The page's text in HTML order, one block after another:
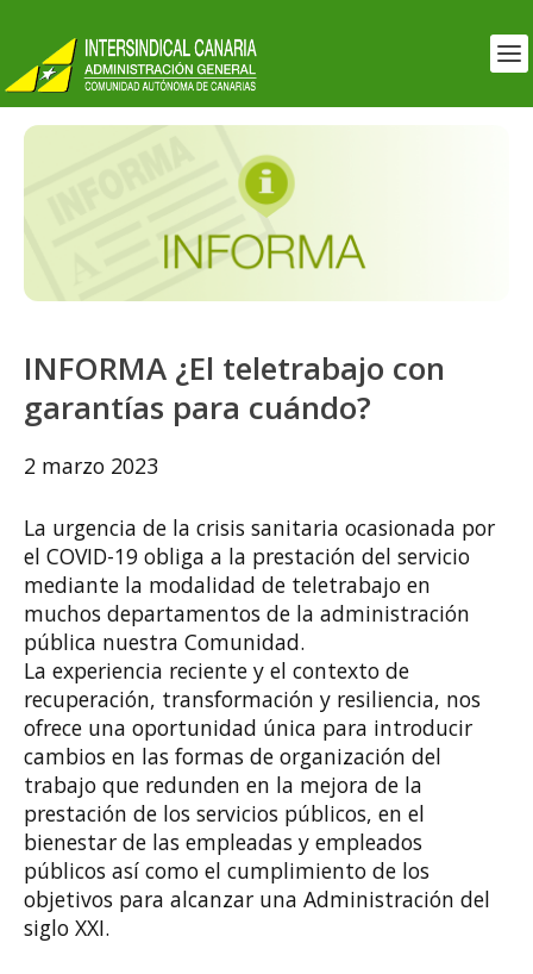
INFORMA ¿El teletrabajo con
garantías para cuándo?
2 marzo 2023
La urgencia de la crisis sanitaria ocasionada por
el COVID-19 obliga a la prestación del servicio
mediante la modalidad de teletrabajo en
muchos departamentos de la administración
pública nuestra Comunidad.
La experiencia reciente y el contexto de
recuperación, transformación y resiliencia, nos
ofrece una oportunidad única para introducir
cambios en las formas de organización del
trabajo que redunden en la mejora de la
prestación de los servicios públicos, en el
bienestar de las empleadas y empleados
públicos así como el cumplimiento de los
objetivos para alcanzar una Administración del
siglo XXI.